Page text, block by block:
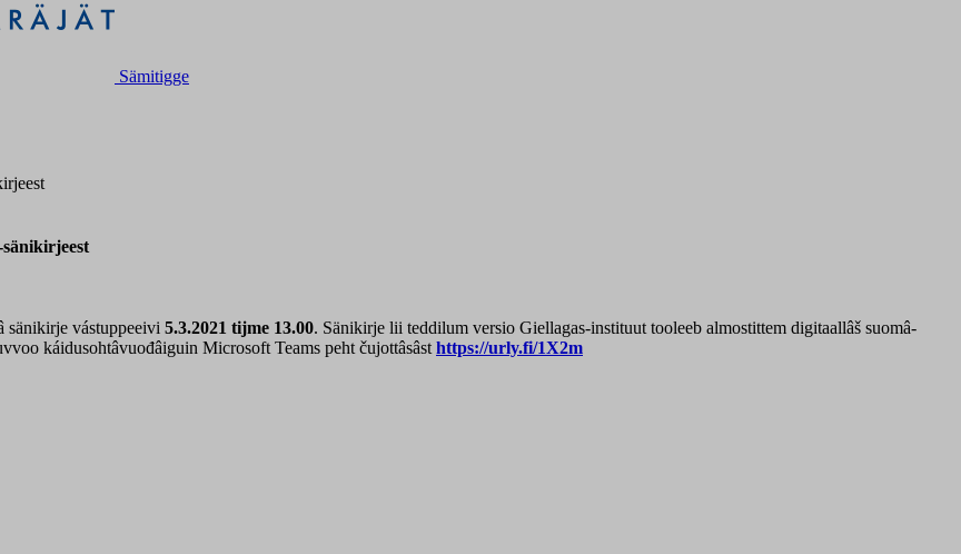
Sämitigge
sänikirje vástuppeeivi 5.3.2021 tijme 13.00. Sänikirje lii teddilum versio Giellagas-instituut tooleeb almostittem digitaallâš suomâ-
káidusohtâvuođâiguin Microsoft Teams peht čujottâsâst https://urly.fi/1X2m